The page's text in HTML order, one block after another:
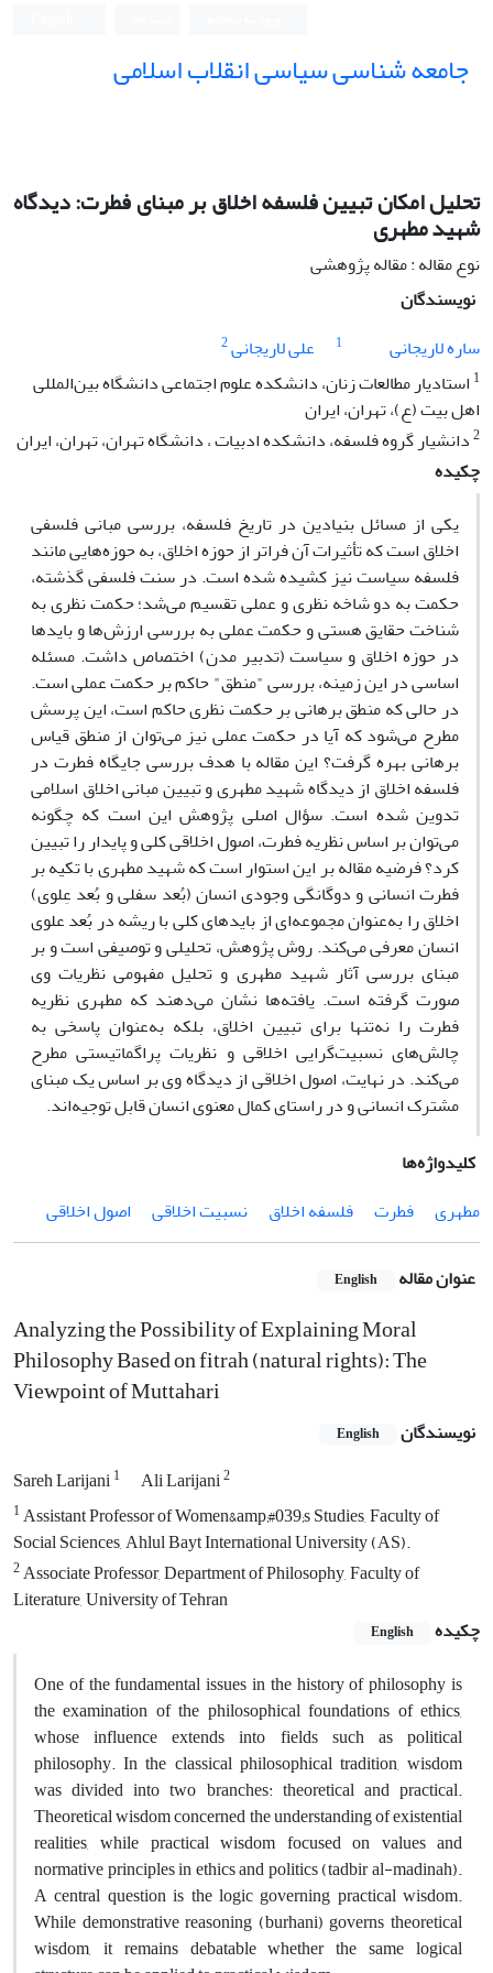
جامعه شناسی سیاسی انقلاب اسلامی
تحلیل امکان تبیین فلسفه اخلاق بر مبنای فطرت: دیدگاه
شهید مطهری
نوع مقاله : مقاله پژوهشی
نویسندگان
ساره لاریجانی
1 علی لاریجانی2
1 استادیار مطالعات زنان، دانشکده علوم اجتماعی دانشگاه بین‌المللی
اهل بیت (ع)، تهران، ایران
2دانشیار گروه فلسفه، دانشکده ادبیات ، دانشگاه تهران، تهران، ایران
چکیده
یکی از مسائل بنیادین در تاریخ فلسفه، بررسی مبانی فلسفی
اخلاق است که تأثیرات آن فراتر از حوزه اخلاق، به حوزه‌هایی مانند
فلسفه سیاست نیز کشیده شده است. در سنت فلسفی گذشته،
حکمت به دو شاخه نظری و عملی تقسیم می‌شد؛ حکمت نظری به
شناخت حقایق هستی و حکمت عملی به بررسی ارزش‌ها و بایدها
در حوزه اخلاق و سیاست (تدبیر مدن) اختصاص داشت. مسئله
اساسی در این زمینه، بررسی "منطق" حاکم بر حکمت عملی است.
در حالی که منطق برهانی بر حکمت نظری حاکم است، این پرسش
مطرح می‌شود که آیا در حکمت عملی نیز می‌توان از منطق قیاس
برهانی بهره گرفت؟ این مقاله با هدف بررسی جایگاه فطرت در
فلسفه اخلاق از دیدگاه شهید مطهری و تبیین مبانی اخلاق اسلامی
تدوین شده است. سؤال اصلی پژوهش این است که چگونه
می‌توان بر اساس نظریه فطرت، اصول اخلاقی کلی و پایدار را تبیین
کرد؟ فرضیه مقاله بر این استوار است که شهید مطهری با تکیه بر
فطرت انسانی و دوگانگی وجودی انسان (بُعد سفلی و بُعد عِلوی)
اخلاق را به‌عنوان مجموعه‌ای از بایدهای کلی با ریشه در بُعد علوی
انسان معرفی می‌کند. روش پژوهش، تحلیلی و توصیفی است و بر
مبنای بررسی آثار شهید مطهری و تحلیل مفهومی نظریات وی
صورت گرفته است. یافته‌ها نشان می‌دهند که مطهری نظریه
فطرت را نه‌تنها برای تبیین اخلاق، بلکه به‌عنوان پاسخی به
چالش‌های نسبیت‌گرایی اخلاقی و نظریات پراگماتیستی مطرح
می‌کند. در نهایت، اصول اخلاقی از دیدگاه وی بر اساس یک مبنای
مشترک انسانی و در راستای کمال معنوی انسان قابل توجیه‌اند.
کلیدواژه‌ها
مطهری
فطرت فلسفه اخلاق نسبیت اخلاقی اصول اخلاقی
عنوان مقاله English
Analyzing the Possibility of Explaining Moral
Philosophy Based on fitrah (natural rights): The
Viewpoint of Muttahari
نویسندگان English
Sareh Larijani1 Ali Larijani2
1Assistant Professor of Women&amp;#039;s Studies, Faculty of
Social Sciences, Ahlul Bayt International University (AS).
2Associate Professor, Department of Philosophy, Faculty of
Literature, University of Tehran
چکیده
English
One of the fundamental issues in the history of philosophy is
the examination of the philosophical foundations of ethics,
whose influence extends into fields such as political
philosophy. In the classical philosophical tradition, wisdom
was divided into two branches: theoretical and practical.
Theoretical wisdom concerned the understanding of existential
realities, while practical wisdom focused on values and
normative principles in ethics and politics (tadbir al-madinah).
A central question is the logic governing practical wisdom.
While demonstrative reasoning (burhani) governs theoretical
wisdom, it remains debatable whether the same logical